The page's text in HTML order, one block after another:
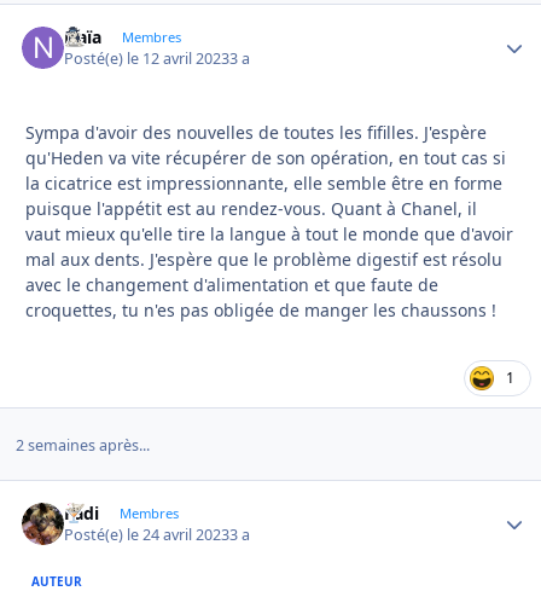
Naïa Membres
Posté(e) le 12 avril 20233 a
Sympa d'avoir des nouvelles de toutes les fifilles. J'espère
qu'Heden va vite récupérer de son opération, en tout cas si
la cicatrice est impressionnante, elle semble être en forme
puisque l'appétit est au rendez-vous. Quant à Chanel, il
vaut mieux qu'elle tire la langue à tout le monde que d'avoir
mal aux dents. J'espère que le problème digestif est résolu
avec le changement d'alimentation et que faute de
croquettes, tu n'es pas obligée de manger les chaussons !
1
2 semaines après...
Fadi Membres
Posté(e) le 24 avril 20233 a
AUTEUR